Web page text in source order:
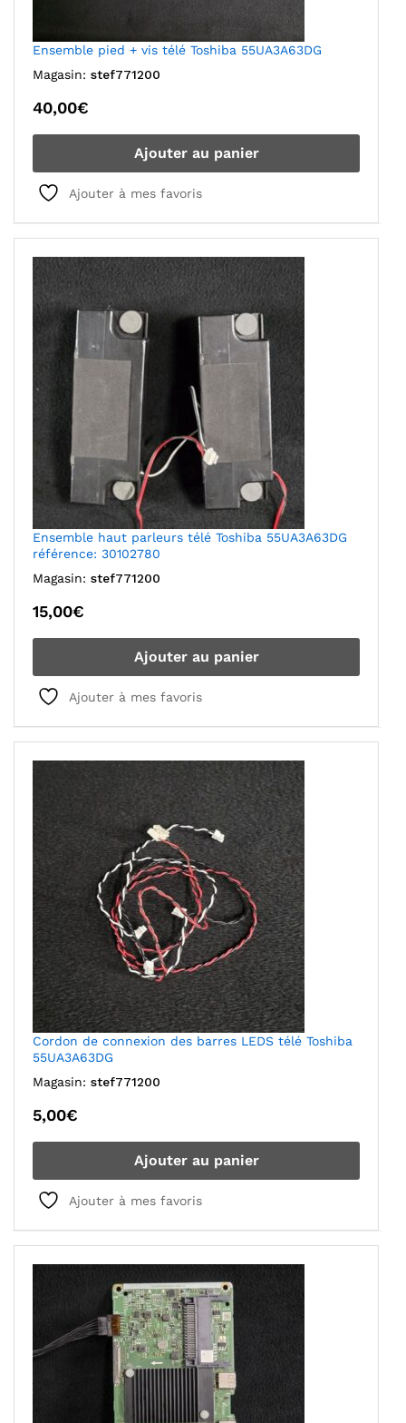
Ensemble pied + vis télé Toshiba 55UA3A63DG
Magasin: stef771200
40,00€
Ajouter au panier
Ajouter à mes favoris
Ensemble haut parleurs télé Toshiba 55UA3A63DG
référence: 30102780
Magasin: stef771200
15,00€
Ajouter au panier
Ajouter à mes favoris
Cordon de connexion des barres LEDS télé Toshiba
55UA3A63DG
Magasin: stef771200
5,00€
Ajouter au panier
Ajouter à mes favoris